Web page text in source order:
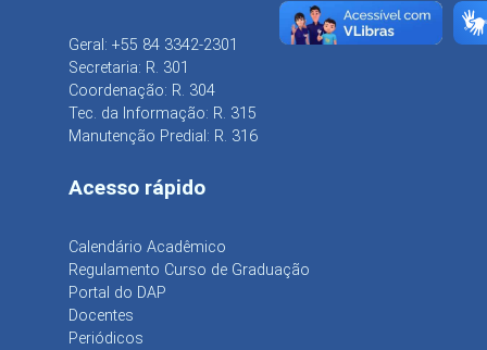
Geral: +55 84 3342-2301
Secretaria: R. 301
Coordenação: R. 304
Tec. da Informação: R. 315
Manutenção Predial: R. 316
Acesso rápido
Calendário Acadêmico
Regulamento Curso de Graduação
Portal do DAP
Docentes
Periódicos